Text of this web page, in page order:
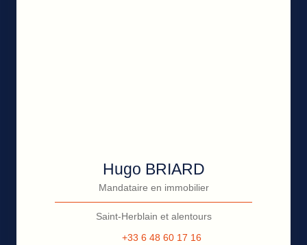
Hugo BRIARD
Mandataire en immobilier
Saint-Herblain et alentours
+33 6 48 60 17 16